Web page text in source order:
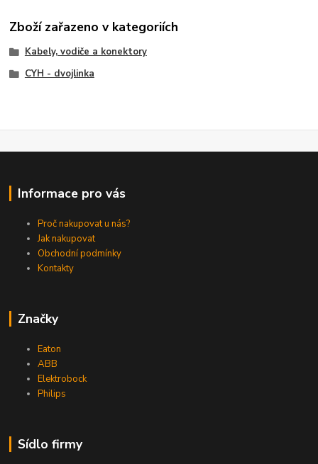
Zboží zařazeno v kategoriích
Kabely, vodiče a konektory
CYH - dvojlinka
Informace pro vás
Proč nakupovat u nás?
Jak nakupovat
Obchodní podmínky
Kontakty
Značky
Eaton
ABB
Elektrobock
Philips
Sídlo firmy